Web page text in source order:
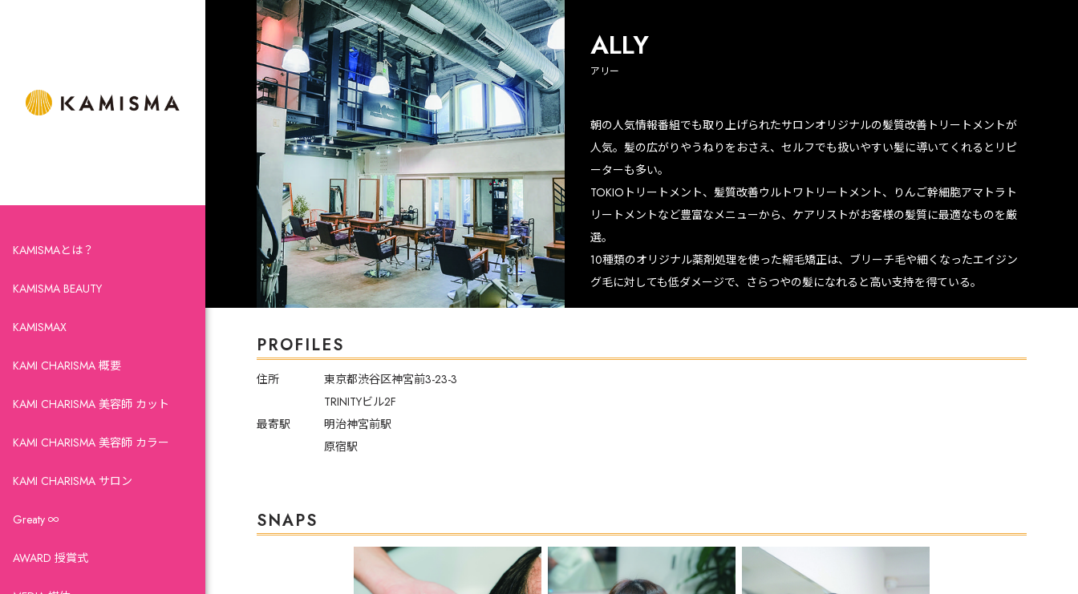
KAMISMAとは？
KAMISMA BEAUTY
KAMISMAX
KAMI CHARISMA 概要
KAMI CHARISMA 美容師 カット
KAMI CHARISMA 美容師 カラー
KAMI CHARISMA サロン
Greaty ∞
AWARD 授賞式
ALLY
アリー
朝の人気情報番組でも取り上げられたサロンオリジナルの髪質改善トリートメントが
人気。髪の広がりやうねりをおさえ、セルフでも扱いやすい髪に導いてくれるとリピ
ーターも多い。
TOKIOトリートメント、髪質改善ウルトワトリートメント、りんご幹細胞アマトラト
リートメントなど豊富なメニューから、ケアリストがお客様の髪質に最適なものを厳
選。
10種類のオリジナル薬剤処理を使った縮毛矯正は、ブリーチ毛や細くなったエイジン
グ毛に対しても低ダメージで、さらつやの髪になれると高い支持を得ている。
PROFILES
住所
東京都渋谷区神宮前3-23-3
TRINITYビル2F
最寄駅
明治神宮前駅
原宿駅
SNAPS